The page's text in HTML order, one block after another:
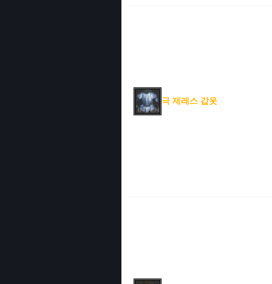
극 제레스 갑옷